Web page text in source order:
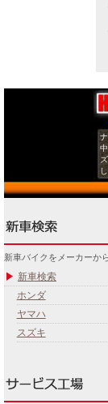
新車バイクをメーカーか
新車検索
ホンダ
ヤマハ
スズキ